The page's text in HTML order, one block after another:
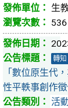
生
536
轉知
「數位原生代
性平軼事創作
活